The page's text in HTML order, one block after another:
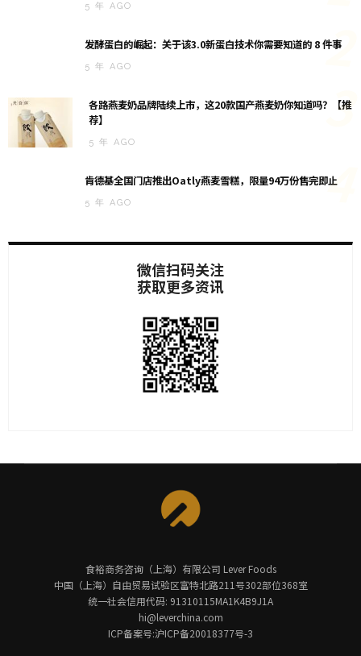
5 年 AGO
发酵蛋白的崛起：关于该3.0新蛋白技术你需要知道的 8 件事
5 年 AGO 2
各路燕麦奶品牌陆续上市，这20款国产燕麦奶你知道吗？【推
荐】
5 年 AGO
3
肯德基全国门店推出Oatly燕麦雪糕，限量94万份售完即止
5 年 AGO 4
微信扫码关注
获取更多资讯
食裕商务咨询（上海）有限公司 Lever Foods
中国（上海）自由贸易试验区富特北路211号302部位368室
统一社会信用代码: 91310115MA1K4B9J1A
hi@leverchina.com
ICP备案号:沪ICP备20018377号-3